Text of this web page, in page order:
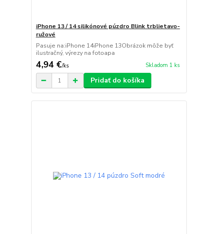
iPhone 13 / 14 silikónové púzdro Blink trblietavo-
ružové
Pasuje na:iPhone 14iPhone 13Obrázok môže byť
ilustračný, výrezy na fotoapa
4,94 €/ks Skladom 1 ks
Pridať do košíka